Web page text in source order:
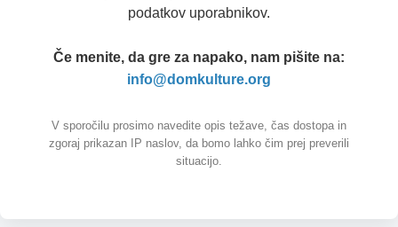
podatkov uporabnikov.
Če menite, da gre za napako, nam pišite na:
info@domkulture.org
V sporočilu prosimo navedite opis težave, čas dostopa in
zgoraj prikazan IP naslov, da bomo lahko čim prej preverili
situacijo.